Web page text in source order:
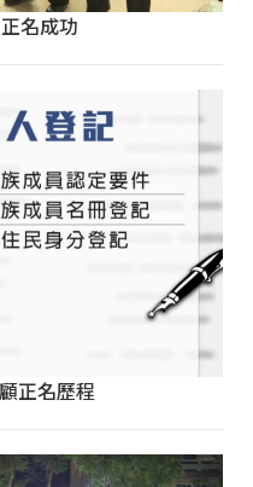
名成功
正名歷程